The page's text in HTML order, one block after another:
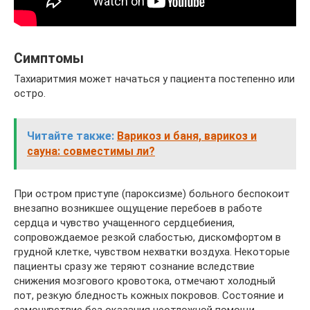
Симптомы
Тахиаритмия может начаться у пациента постепенно или
остро.
Читайте также: Варикоз и баня, варикоз и
сауна: совместимы ли?
При остром приступе (пароксизме) больного беспокоит
внезапно возникшее ощущение перебоев в работе
сердца и чувство учащенного сердцебиения,
сопровождаемое резкой слабостью, дискомфортом в
грудной клетке, чувством нехватки воздуха. Некоторые
пациенты сразу же теряют сознание вследствие
снижения мозгового кровотока, отмечают холодный
пот, резкую бледность кожных покровов. Состояние и